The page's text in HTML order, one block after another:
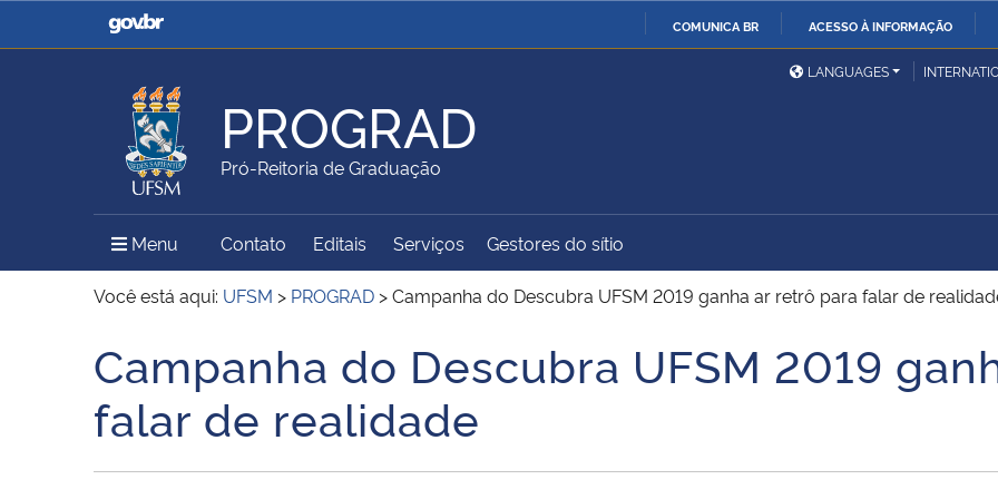
COMUNICA BR ACESSO À INFORMAÇÃO
Casa Civil
Ministério da Justiça e
Ministério da Defesa
Ministério das Relações
Exteriores
Ministério da Agricultura,
Pecuária e Abastecimento
Ministério da Educação
Ministério do Meio Ambiente Ministério do Turismo
Ministério do
Desenvolvimento Regional
Secretaria de Governo
Gabinete de Segurança
Institucional
Advocacia-Geral da União Banco Central do Brasil
LANGUAGES
PROGRAD
Pró-Reitoria de Graduação
Menu Menu Principal do Sítio
Contato Editais Serviços Gestores do sítio
Você está aqui: UFSM > PROGRAD >Campanha do Descubra UFSM 2019 ganha ar retrô para falar de
Início do conteúdo
Campanha do Descubra UFSM 2019
falar de realidade